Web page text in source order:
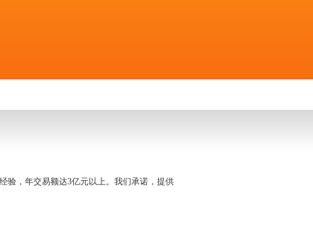
验，年交易额达3亿元以上。我们承诺，提供